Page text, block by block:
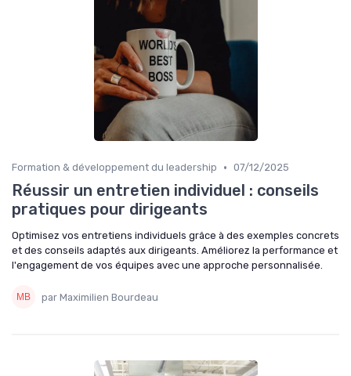
Formation & développement du leadership • 07/12/2025
Réussir un entretien individuel : conseils
pratiques pour dirigeants
Optimisez vos entretiens individuels grâce à des exemples concrets
et des conseils adaptés aux dirigeants. Améliorez la performance et
l'engagement de vos équipes avec une approche personnalisée.
par Maximilien Bourdeau